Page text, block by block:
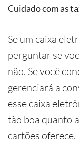
Cuidado com as
Se um caixa
perguntar se
não. Se você
gerenciará a
esse caixa
tão boa quanto
cartões